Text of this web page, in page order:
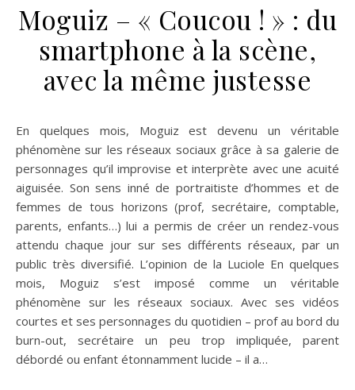
Moguiz – « Coucou ! » : du
smartphone à la scène,
avec la même justesse
En quelques mois, Moguiz est devenu un véritable
phénomène sur les réseaux sociaux grâce à sa galerie de
personnages qu’il improvise et interprète avec une acuité
aiguisée. Son sens inné de portraitiste d’hommes et de
femmes de tous horizons (prof, secrétaire, comptable,
parents, enfants…) lui a permis de créer un rendez-vous
attendu chaque jour sur ses différents réseaux, par un
public très diversifié. L’opinion de la Luciole En quelques
mois, Moguiz s’est imposé comme un véritable
phénomène sur les réseaux sociaux. Avec ses vidéos
courtes et ses personnages du quotidien – prof au bord du
burn-out, secrétaire un peu trop impliquée, parent
débordé ou enfant étonnamment lucide – il a…